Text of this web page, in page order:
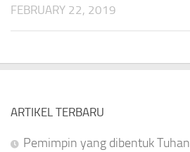
FEBRUARY 22, 2019
ARTIKEL TERBARU
Pemimpin yang dibentuk Tuhan